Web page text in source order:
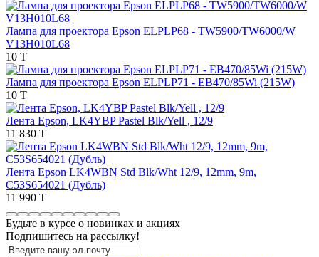
Лампа для проектора Epson ELPLP68 - TW5900/TW6000/W
V13H010L68
10 T
Лампа для проектора Epson ELPLP71 - EB470/85Wi (215W)
10 T
Лента Epson, LK4YBP Pastel Blk/Yell , 12/9
11 830 T
Лента Epson LK4WBN Std Blk/Wht 12/9, 12mm, 9m,
C53S654021 (Дубль)
11 990 T
Будьте в курсе о новинках и акциях
Подпишитесь на рассылкy!